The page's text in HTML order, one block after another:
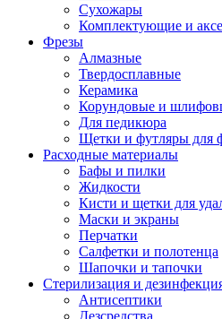
Сухожары
Комплектующие и
Фрезы
Алмазные
Твердосплавные
Керамика
Корундовые и
Для педикюра
Щетки и футляры для
Расходные материалы
Бафы и пилки
Жидкости
Кисти и щетки для
Маски и экраны
Перчатки
Салфетки и полотенца
Шапочки и тапочки
Стерилизация и
Антисептики